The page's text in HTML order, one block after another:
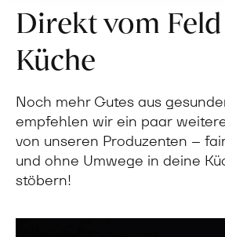
Direkt vom
Küche
Noch mehr Gutes aus
empfehlen wir ein paar
von unseren Produzenten –
und ohne Umwege in deine
stöbern!